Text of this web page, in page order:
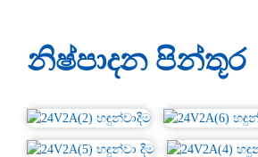
නිෂ්පාදන පින්තූර